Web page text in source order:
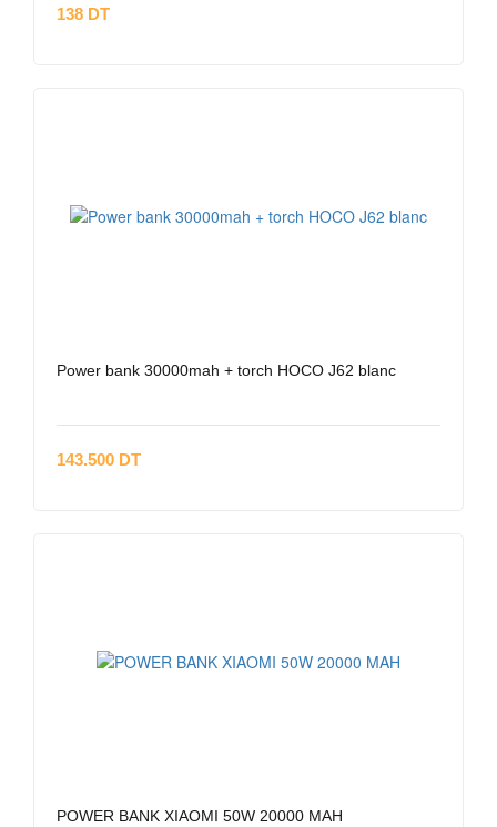
138 DT
Power bank 30000mah + torch HOCO J62 blanc
143.500 DT
POWER BANK XIAOMI 50W 20000 MAH